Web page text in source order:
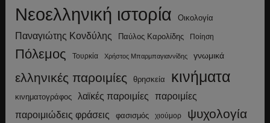
Νεοελληνική ιστορία Οικολογία
Παναγιώτης Κονδύλης Παύλος Καρολίδης Ποίηση
Πόλεμος Τουρκία Χρήστος Μπαρμπαγιαννίδης γνωμικά
ελληνικές παροιμίες θρησκεία κινήματα
κινηματογράφος λαϊκές παροιμίες παροιμίες
παροιμιώδεις φράσεις φασισμός χιούμορ ψυχολογία